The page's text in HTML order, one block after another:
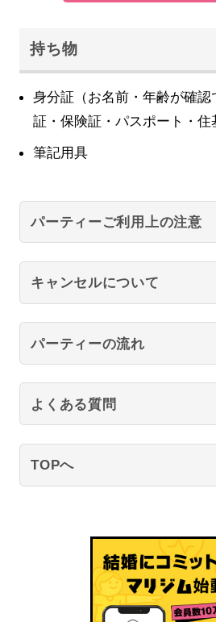
持ち物
身分証（お名前・年齢が確
証・保険証・パスポート・住
筆記用具
パーティーご利用上の注意
キャンセルについて
パーティーの流れ
よくある質問
TOPへ